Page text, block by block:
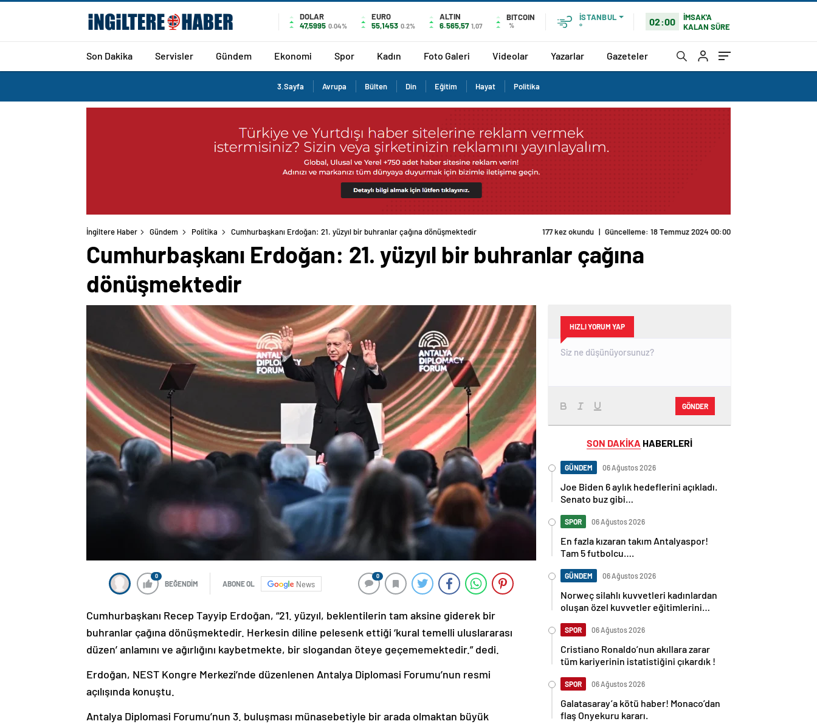
DOLAR
47,5995 0.04%
EURO
55,1453 0.2%
ALTIN
6.565,57 1,07
BITCOIN
%
İSTANBUL
°
02:00
İMSAK'A
KALAN SÜRE
Son Dakika Servisler Gündem Ekonomi Spor Kadın Foto Galeri Videolar Yazarlar Gazeteler
3.Sayfa Avrupa Bülten Din Eğitim Hayat Politika
İngiltere Haber Gündem Politika Cumhurbaşkanı Erdoğan: 21. yüzyıl bir buhranlar çağına dönüşmektedir
Cumhurbaşkanı Erdoğan: 21. yüzyıl bir buhranlar çağına
dönüşmektedir
0
BEĞENDİM ABONE OL News
0
Cumhurbaşkanı Recep Tayyip Erdoğan, “21. yüzyıl, beklentilerin tam aksine giderek bir
buhranlar çağına dönüşmektedir. Herkesin diline pelesenk ettiği ‘kural temelli uluslararası
düzen’ anlamını ve ağırlığını kaybetmekte, bir slogandan öteye geçememektedir.” dedi.
Erdoğan, NEST Kongre Merkezi’nde düzenlenen Antalya Diplomasi Forumu’nun resmi
açılışında konuştu.
Antalya Diplomasi Forumu’nun 3. buluşması münasebetiyle bir arada olmaktan büyük
HIZLI YORUM YAP
GÖNDER
SON DAKİKA HABERLERİ
GÜNDEM 06 Ağustos 2026
Joe Biden 6 aylık hedeflerini açıkladı.
Senato buz gibi…
SPOR 06 Ağustos 2026
En fazla kızaran takım Antalyaspor!
Tam 5 futbolcu….
GÜNDEM 06 Ağustos 2026
Norweç silahlı kuvvetleri kadınlardan
oluşan özel kuvvetler eğitimlerini
SPOR 06 Ağustos 2026
Cristiano Ronaldo’nun akıllara zarar
tüm kariyerinin istatistiğini çıkardık !
SPOR 06 Ağustos 2026
Galatasaray’a kötü haber! Monaco’dan
flaş Onyekuru kararı.